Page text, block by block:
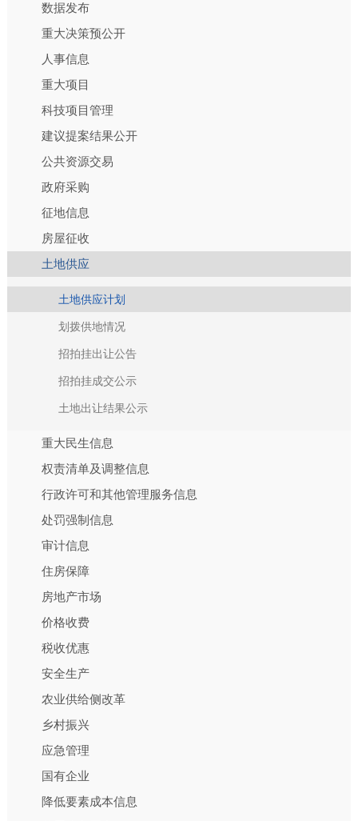
数据发布
重大决策预公开
人事信息
重大项目
科技项目管理
建议提案结果公开
公共资源交易
政府采购
征地信息
房屋征收
土地供应
土地供应计划
划拨供地情况
招拍挂出让公告
招拍挂成交公示
土地出让结果公示
重大民生信息
权责清单及调整信息
行政许可和其他管理服务信息
处罚强制信息
审计信息
住房保障
房地产市场
价格收费
税收优惠
安全生产
农业供给侧改革
乡村振兴
应急管理
国有企业
降低要素成本信息